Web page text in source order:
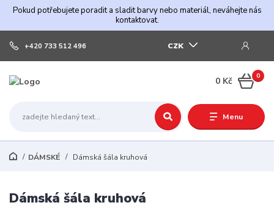
Pokud potřebujete poradit a sladit barvy nebo materiál, neváhejte nás
kontaktovat.
Menu
CZK
+420 733 512 496
0
0 Kč
DÁMSKÉ Dámská šála kruhová
Dámská šála kruhová